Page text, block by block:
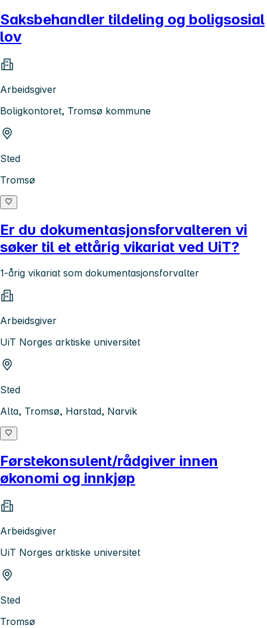
Saksbehandler tildeling og boligsosial
lov
Arbeidsgiver
Boligkontoret, Tromsø kommune
Sted
Tromsø
Er du dokumentasjonsforvalteren vi
søker til et ettårig vikariat ved UiT?
1-årig vikariat som dokumentasjonsforvalter
Arbeidsgiver
UiT Norges arktiske universitet
Sted
Alta, Tromsø, Harstad, Narvik
Førstekonsulent/rådgiver innen
økonomi og innkjøp
Arbeidsgiver
UiT Norges arktiske universitet
Sted
Tromsø